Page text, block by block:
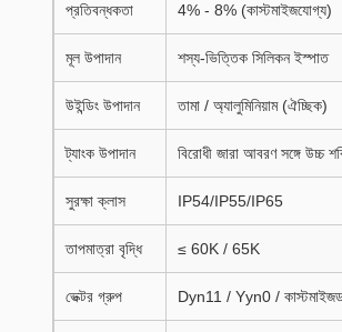
প্রতিবন্ধকতা 4% - 8% (কাস্টমাইজযোগ্য)
মূল উপাদান শস্য-ভিত্তিক সিলিকন ইস্পাত
উইন্ডিং উপাদান তামা / অ্যালুমিনিয়াম (ঐচ্ছিক)
ট্যাংক উপাদান বিরোধী জারা আবরণ সঙ্গে উচ্চ
সুরক্ষা ক্লাস IP54/IP55/IP65
তাপমাত্রা বৃদ্ধি ≤ 60K / 65K
ভেক্টর গ্রুপ Dyn11 / Yyn0 /